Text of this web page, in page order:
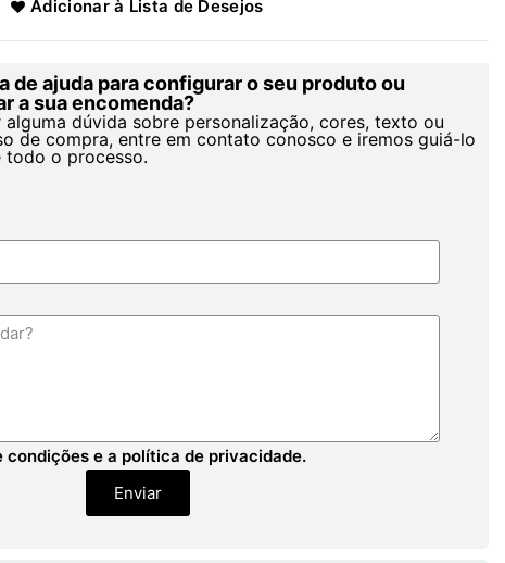
Adicionar à Lista de Desejos
de ajuda para configurar o seu produto ou
a sua encomenda?
alguma dúvida sobre personalização, cores, texto ou
de compra, entre em contato conosco e iremos guiá-lo
todo o processo.
condições e a política de privacidade.
Enviar